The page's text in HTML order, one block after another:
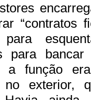
“contratos
para
para
a função
exterior,